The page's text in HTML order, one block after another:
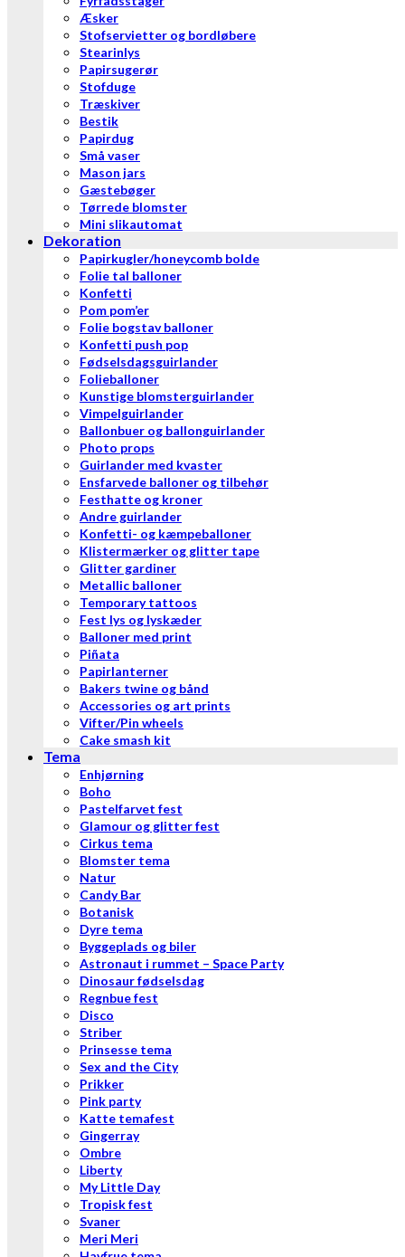
Æsker
Stofservietter og bordløbere
Stearinlys
Papirsugerør
Stofduge
Træskiver
Bestik
Papirdug
Små vaser
Mason jars
Gæstebøger
Tørrede blomster
Mini slikautomat
Dekoration
Papirkugler/honeycomb bolde
Folie tal balloner
Konfetti
Pom pom’er
Folie bogstav balloner
Konfetti push pop
Fødselsdagsguirlander
Folieballoner
Kunstige blomsterguirlander
Vimpelguirlander
Ballonbuer og ballonguirlander
Photo props
Guirlander med kvaster
Ensfarvede balloner og tilbehør
Festhatte og kroner
Andre guirlander
Konfetti- og kæmpeballoner
Klistermærker og glitter tape
Glitter gardiner
Metallic balloner
Temporary tattoos
Fest lys og lyskæder
Balloner med print
Piñata
Papirlanterner
Bakers twine og bånd
Accessories og art prints
Vifter/Pin wheels
Cake smash kit
Tema
Enhjørning
Boho
Pastelfarvet fest
Glamour og glitter fest
Cirkus tema
Blomster tema
Natur
Candy Bar
Botanisk
Dyre tema
Byggeplads og biler
Astronaut i rummet – Space Party
Dinosaur fødselsdag
Regnbue fest
Disco
Striber
Prinsesse tema
Sex and the City
Prikker
Pink party
Katte temafest
Gingerray
Ombre
Liberty
My Little Day
Tropisk fest
Svaner
Meri Meri